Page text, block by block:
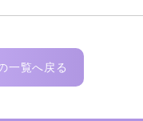
一覧へ戻る